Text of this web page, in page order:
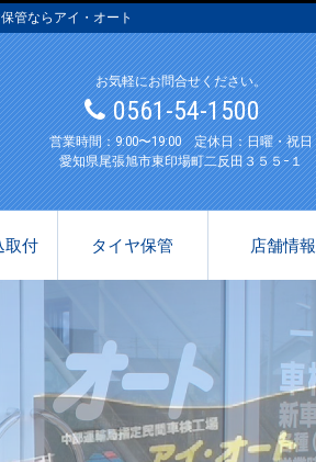
管ならアイ・オート
お気軽にお問合せください。
0561-54-1500
営業時間：9:00〜19:00 定休日：日曜・祝日
愛知県尾張旭市東印場町二反田３５５−１
取付 タイヤ保管 店舗情報